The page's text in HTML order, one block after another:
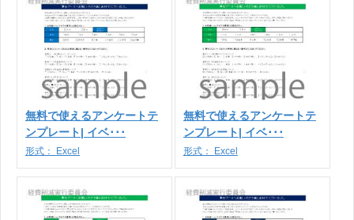
無料で使えるアンケートテ
ンプレート| イベ･･･
形式： Excel
無料で使えるアンケートテ
ンプレート| イベ･･･
形式： Excel